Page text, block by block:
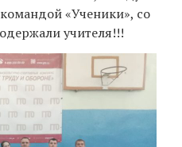
«Ученики», со
учителя!!!